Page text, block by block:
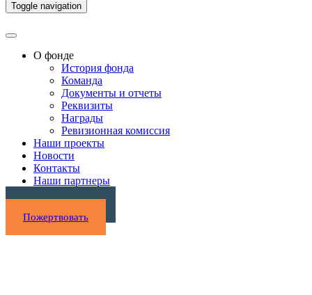
Toggle navigation
О фонде
История фонда
Команда
Документы и отчеты
Реквизиты
Награды
Ревизионная комиссия
Наши проекты
Новости
Контакты
Наши партнеры
Пожертвовать